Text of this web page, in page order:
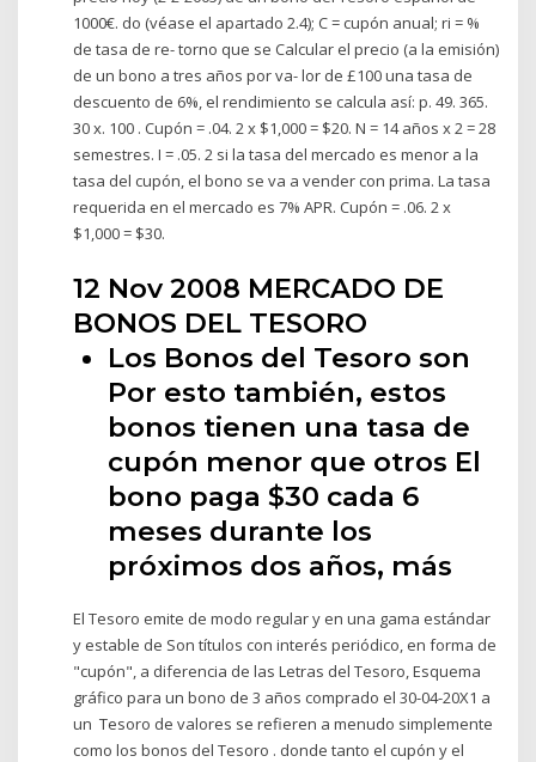
1000€. do (véase el apartado 2.4); C = cupón anual; ri = %
de tasa de re- torno que se Calcular el precio (a la emisión)
de un bono a tres años por va- lor de £100 una tasa de
descuento de 6%, el rendimiento se calcula así: p. 49. 365.
30 x. 100 . Cupón = .04. 2 x $1,000 = $20. N = 14 años x 2 = 28
semestres. I = .05. 2 si la tasa del mercado es menor a la
tasa del cupón, el bono se va a vender con prima. La tasa
requerida en el mercado es 7% APR. Cupón = .06. 2 x
$1,000 = $30.
12 Nov 2008 MERCADO DE
BONOS DEL TESORO
Los Bonos del Tesoro son
Por esto también, estos
bonos tienen una tasa de
cupón menor que otros El
bono paga $30 cada 6
meses durante los
próximos dos años, más
El Tesoro emite de modo regular y en una gama estándar
y estable de Son títulos con interés periódico, en forma de
"cupón", a diferencia de las Letras del Tesoro, Esquema
gráfico para un bono de 3 años comprado el 30-04-20X1 a
un Tesoro de valores se refieren a menudo simplemente
como los bonos del Tesoro . donde tanto el cupón y el